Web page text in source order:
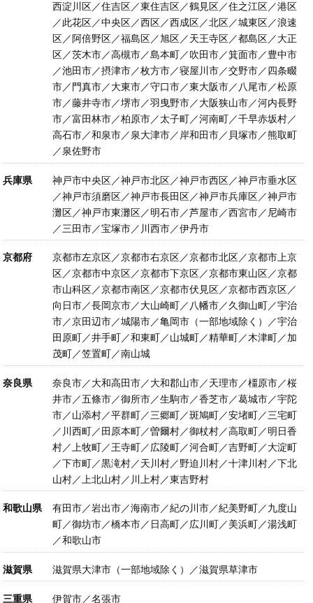
西淀川区／住吉区／東住吉区／鶴見区／住之江区／港区
／此花区／中央区／西区／西成区／北区／城東区／浪速
区／阿倍野区／福島区／旭区／天王寺区／都島区／大正
区／茨木市／高槻市／島本町／吹田市／箕面市／豊中市
／池田市／摂津市／枚方市／寝屋川市／交野市／四条畷
市／門真市／大東市／守口市／東大阪市／八尾市／松原
市／藤井寺市／堺市／羽曳野市／大阪狭山市／河内長野
市／富田林市／柏原市／太子町／河南町／千早赤坂村／
高石市／和泉市／泉大津市／岸和田市／貝塚市／熊取町
／泉佐野市
兵庫県
神戸市中央区／神戸市北区／神戸市西区／神戸市垂水区
／神戸市須磨区／神戸市長田区／神戸市兵庫区／神戸市
灘区／神戸市東灘区／明石市／芦屋市／西宮市／尼崎市
／三田市／宝塚市／川西市／伊丹市
京都府
京都市左京区／京都市右京区／京都市北区／京都市上京
区／京都市中京区／京都市下京区／京都市東山区／京都
市山科区／京都市南区／京都市伏見区／京都市西京区／
向日市／長岡京市／大山崎町／八幡市／久御山町／宇治
市／京田辺市／城陽市／亀岡市（一部地域除く）／宇治
田原町／井手町／和東町／山城町／精華町／木津町／加
茂町／笠置町／南山城
奈良県
奈良市／大和高田市／大和郡山市／天理市／橿原市／桜
井市／五條市／御所市／生駒市／香芝市／葛城市／宇陀
市／山添村／平群町／三郷町／斑鳩町／安堵町／三宅町
／川西町／田原本町／曽爾村／御杖村／高取町／明日香
村／上牧町／王寺町／広陵町／河合町／吉野町／大淀町
／下市町／黒滝村／天川村／野迫川村／十津川村／下北
山村／上北山村／川上村／東吉野村
和歌山県
有田市／岩出市／海南市／紀の川市／紀美野町／九度山
町／御坊市／橋本市／日高町／広川町／美浜町／湯浅町
／和歌山市
滋賀県 滋賀県大津市（一部地域除く）／滋賀県草津市
三重県 伊賀市／名張市